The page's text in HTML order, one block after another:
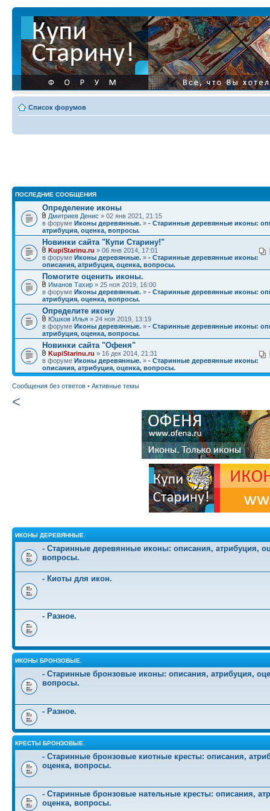
Список форумов
ПОСЛЕДНИЕ СООБЩЕНИЯ
Определение иконы
Дмитриев Денис » 02 янв 2021, 21:15
в форуме Иконы деревянные. » - Старинные деревянные иконы:
атрибуция, оценка, вопросы.
Новинки сайта "Купи Старину!"
KupiStarinu.ru » 06 янв 2014, 17:01
в форуме Иконы деревянные. » - Старинные деревянные иконы:
описания, атрибуция, оценка, вопросы.
Помогите оценить иконы.
Иманов Тахир » 25 ноя 2019, 16:00
в форуме Иконы деревянные. » - Старинные деревянные иконы:
атрибуция, оценка, вопросы.
Определите икону
Юшков Илья » 24 ноя 2019, 13:19
в форуме Иконы деревянные. » - Старинные деревянные иконы:
атрибуция, оценка, вопросы.
Новинки сайта "Офеня"
KupiStarinu.ru » 16 дек 2014, 21:31
в форуме Иконы деревянные. » - Старинные деревянные иконы:
описания, атрибуция, оценка, вопросы.
Сообщения без ответов • Активные темы
<
ИКОНЫ ДЕРЕВЯННЫЕ.
- Старинные деревянные иконы: описания, атрибуция,
вопросы.
- Киоты для икон.
- Разное.
ИКОНЫ БРОНЗОВЫЕ.
- Старинные бронзовые иконы: описания, атрибуция,
вопросы.
- Разное.
КРЕСТЫ БРОНЗОВЫЕ.
- Старинные бронзовые киотные кресты: описания,
оценка, вопросы.
- Старинные бронзовые нательные кресты: описания,
оценка, вопросы.